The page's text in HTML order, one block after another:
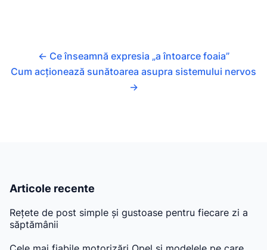
← Ce înseamnă expresia „a întoarce foaia”
Cum acționează sunătoarea asupra sistemului nervos
→
Articole recente
Rețete de post simple și gustoase pentru fiecare zi a
săptămânii